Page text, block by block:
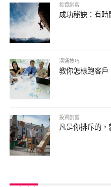
投資創富
成功秘訣：有時
溝通技巧
教你怎樣跑客戶
投資創富
凡是你排斥的，